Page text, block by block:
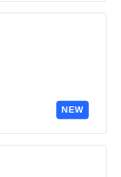
NEW